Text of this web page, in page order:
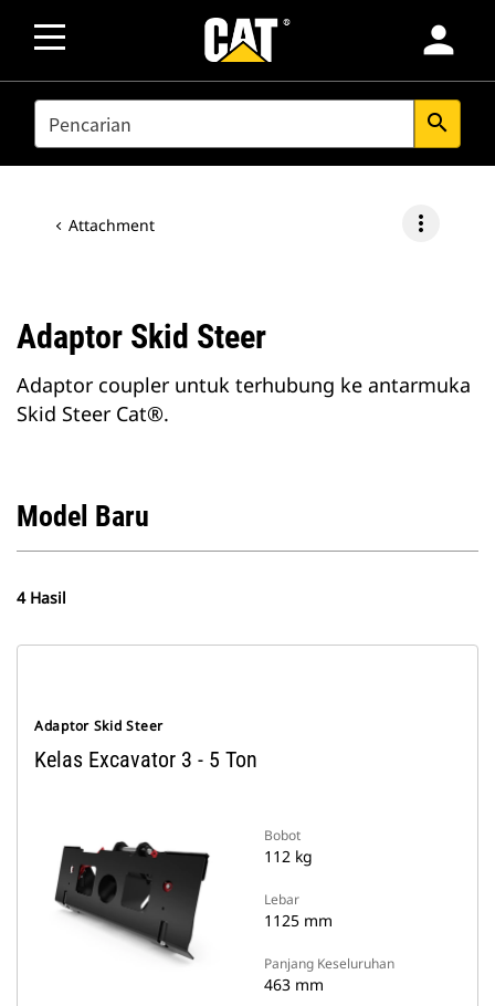
person
SEARCH search
Attachment more_vert
Adaptor Skid Steer
Adaptor coupler untuk terhubung ke antarmuka
Skid Steer Cat®.
Model Baru
4 Hasil
Adaptor Skid Steer
Kelas Excavator 3 - 5 Ton
Bobot
112 kg
Lebar
1125 mm
Panjang Keseluruhan
463 mm